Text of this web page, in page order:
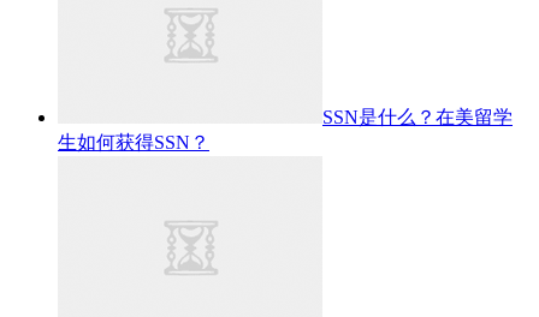
SSN是什么？在美留学
生如何获得SSN？